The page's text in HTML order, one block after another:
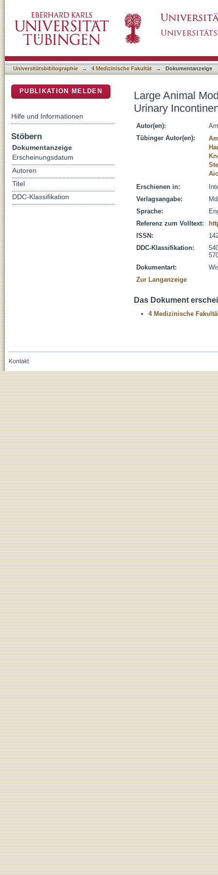
Universitätsbibliographie → 4 Medizinische Fakultät → Dokumentanzeige
Large Animal
Urinary
Autor(en):
Tübinger Autor(en):
Erschienen in:
Verlagsangabe:
Sprache:
Referenz zum Volltext:
ISSN:
DDC-Klassifikation:
Dokumentart:
Zur Langanzeige
Das Dokument
4 Medizinische
PUBLIKATION MELDEN
Hilfe und Informationen
Stöbern
Dokumentanzeige
Erscheinungsdatum
Autoren
Titel
DDC-Klassifikation
Kontakt